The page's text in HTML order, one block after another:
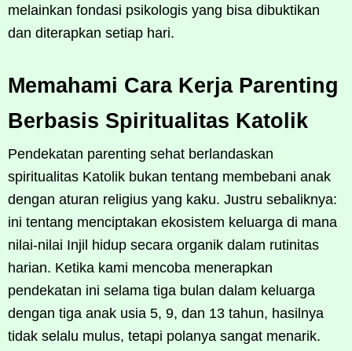
melainkan fondasi psikologis yang bisa dibuktikan
dan diterapkan setiap hari.
Memahami Cara Kerja Parenting
Berbasis Spiritualitas Katolik
Pendekatan parenting sehat berlandaskan
spiritualitas Katolik bukan tentang membebani anak
dengan aturan religius yang kaku. Justru sebaliknya:
ini tentang menciptakan ekosistem keluarga di mana
nilai-nilai Injil hidup secara organik dalam rutinitas
harian. Ketika kami mencoba menerapkan
pendekatan ini selama tiga bulan dalam keluarga
dengan tiga anak usia 5, 9, dan 13 tahun, hasilnya
tidak selalu mulus, tetapi polanya sangat menarik.